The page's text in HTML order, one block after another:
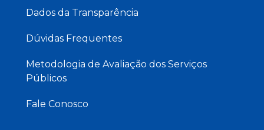
Dados da Transparência
Dúvidas Frequentes
Metodologia de Avaliação dos Serviços
Públicos
Fale Conosco